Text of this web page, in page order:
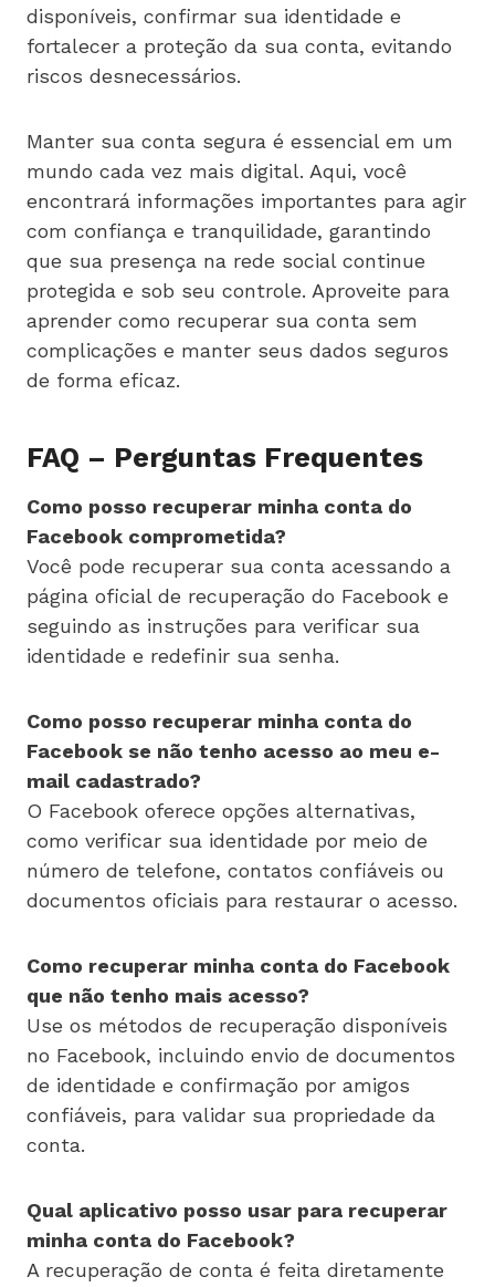
disponíveis, confirmar sua identidade e
fortalecer a proteção da sua conta, evitando
riscos desnecessários.
Manter sua conta segura é essencial em um
mundo cada vez mais digital. Aqui, você
encontrará informações importantes para agir
com confiança e tranquilidade, garantindo
que sua presença na rede social continue
protegida e sob seu controle. Aproveite para
aprender como recuperar sua conta sem
complicações e manter seus dados seguros
de forma eficaz.
FAQ – Perguntas Frequentes
Como posso recuperar minha conta do
Facebook comprometida?
Você pode recuperar sua conta acessando a
página oficial de recuperação do Facebook e
seguindo as instruções para verificar sua
identidade e redefinir sua senha.
Como posso recuperar minha conta do
Facebook se não tenho acesso ao meu e-
mail cadastrado?
O Facebook oferece opções alternativas,
como verificar sua identidade por meio de
número de telefone, contatos confiáveis ou
documentos oficiais para restaurar o acesso.
Como recuperar minha conta do Facebook
que não tenho mais acesso?
Use os métodos de recuperação disponíveis
no Facebook, incluindo envio de documentos
de identidade e confirmação por amigos
confiáveis, para validar sua propriedade da
conta.
Qual aplicativo posso usar para recuperar
minha conta do Facebook?
A recuperação de conta é feita diretamente